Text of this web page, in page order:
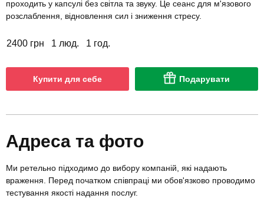
проходить у капсулі без світла та звуку. Це сеанс для м'язового
розслаблення, відновлення сил і зниження стресу.
2400 грн 1 люд. 1 год.
Купити для себе Подарувати
Адреса та фото
Ми ретельно підходимо до вибору компаній, які надають
враження. Перед початком співпраці ми обов'язково проводимо
тестування якості надання послуг.